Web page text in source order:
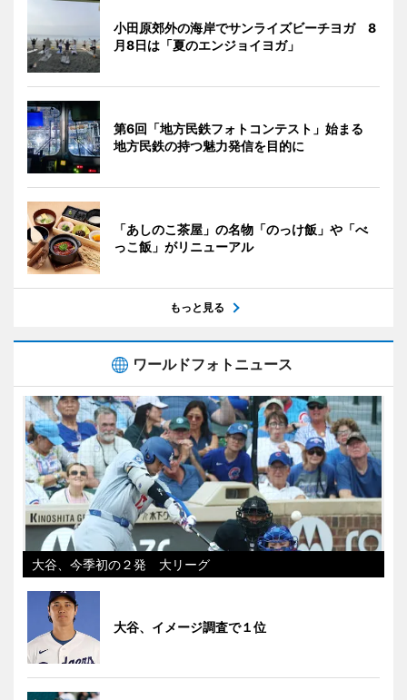
小田原郊外の海岸でサンライズビーチヨガ 8
月8日は「夏のエンジョイヨガ」
第6回「地方民鉄フォトコンテスト」始まる
地方民鉄の持つ魅力発信を目的に
「あしのこ茶屋」の名物「のっけ飯」や「べ
っこ飯」がリニューアル
もっと見る
ワールドフォトニュース
大谷、今季初の２発 大リーグ
大谷、イメージ調査で１位